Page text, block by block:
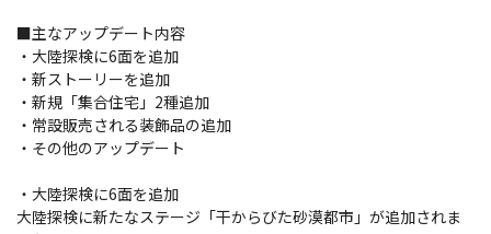
■主なアップデート内容
・大陸探検に6面を追加
・新ストーリーを追加
・新規「集合住宅」2種追加
・常設販売される装飾品の追加
・その他のアップデート
・大陸探検に6面を追加
大陸探検に新たなステージ「干からびた砂漠都市」が追加されま